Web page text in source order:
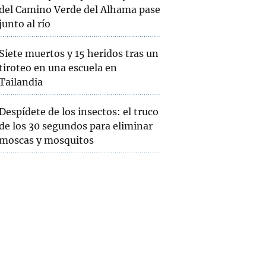
Camino Verde del Alhama pase
al río
muertos y 15 heridos tras un
en una escuela en
de los insectos: el truco
los 30 segundos para eliminar
y mosquitos